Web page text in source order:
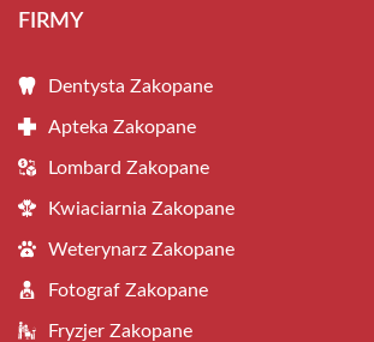
FIRMY
Dentysta Zakopane
Apteka Zakopane
Lombard Zakopane
Kwiaciarnia Zakopane
Weterynarz Zakopane
Fotograf Zakopane
Fryzjer Zakopane